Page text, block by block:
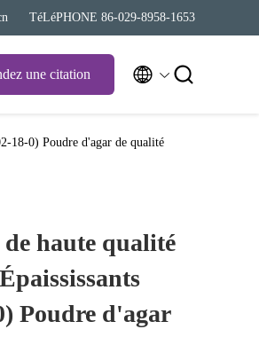
TéLéPHONE 86-029-8958-1653
une citation  
18-0) Poudre d'agar de qualité
haute qualité
Poudre d'agar